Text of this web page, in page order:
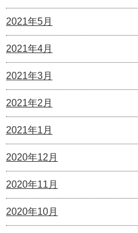
2021年5月
2021年4月
2021年3月
2021年2月
2021年1月
2020年12月
2020年11月
2020年10月